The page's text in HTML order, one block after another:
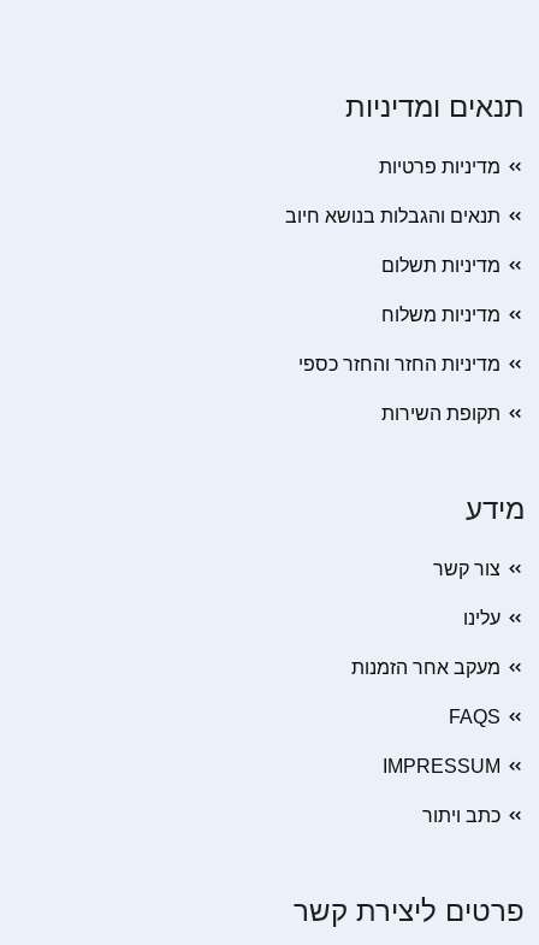
תנאים ומדיניות
מדיניות פרטיות
תנאים והגבלות בנושא חיוב
מדיניות תשלום
מדיניות משלוח
מדיניות החזר והחזר כספי
תקופת השירות
מידע
צור קשר
עלינו
מעקב אחר הזמנות
FAQS
IMPRESSUM
כתב ויתור
פרטים ליצירת קשר